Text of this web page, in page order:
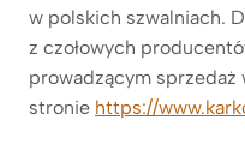
w polskich szwalniach.
z czołowych
prowadzącym sprzedaż
stronie https://